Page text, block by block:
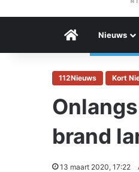
Menu Item
Nieuws
112Nieuws Kort
brand
13 maart 2020, 17:22